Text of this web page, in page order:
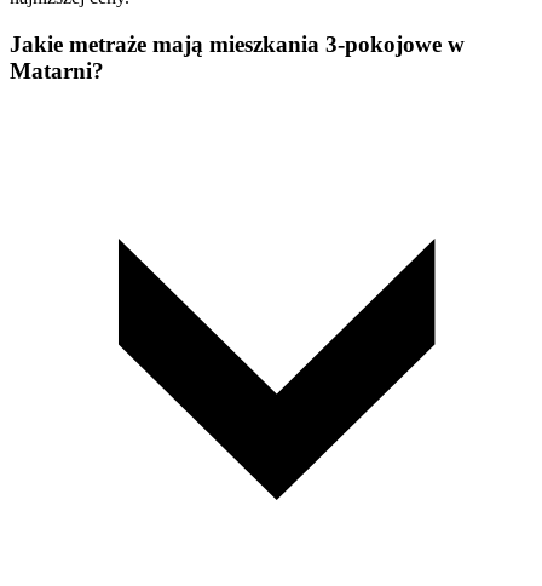
Jakie metraże mają mieszkania 3-pokojowe w
Matarni?